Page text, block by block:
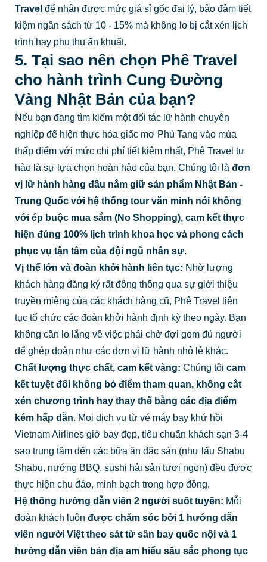
Travel để nhận được mức giá sỉ gốc đại lý, bảo đảm tiết
kiệm ngân sách từ 10 - 15% mà không lo bị cắt xén lịch
trình hay phụ thu ẩn khuất.
5. Tại sao nên chọn Phê Travel
cho hành trình Cung Đường
Vàng Nhật Bản của bạn?
Nếu bạn đang tìm kiếm một đối tác lữ hành chuyên
nghiệp để hiện thực hóa giấc mơ Phù Tang vào mùa
thấp điểm với mức chi phí tiết kiệm nhất, Phê Travel tự
hào là sự lựa chọn hoàn hảo của bạn. Chúng tôi là đơn
vị lữ hành hàng đầu nắm giữ sản phẩm Nhật Bản -
Trung Quốc với hệ thống tour văn minh nói không
với ép buộc mua sắm (No Shopping), cam kết thực
hiện đúng 100% lịch trình khoa học và phong cách
phục vụ tận tâm của đội ngũ nhân sự.
Vị thế lớn và đoàn khởi hành liên tục: Nhờ lượng
khách hàng đăng ký rất đông thông qua sự giới thiệu
truyền miệng của các khách hàng cũ, Phê Travel liên
tục tổ chức các đoàn khởi hành định kỳ theo ngày. Bạn
không cần lo lắng về việc phải chờ đợi gom đủ người
để ghép đoàn như các đơn vị lữ hành nhỏ lẻ khác.
Chất lượng thực chất, cam kết vàng: Chúng tôi cam
kết tuyệt đối không bỏ điểm tham quan, không cắt
xén chương trình hay thay thế bằng các địa điểm
kém hấp dẫn. Mọi dịch vụ từ vé máy bay khứ hồi
Vietnam Airlines giờ bay đẹp, tiêu chuẩn khách sạn 3-4
sao trung tâm đến các bữa ăn đặc sản (như lẩu Shabu
Shabu, nướng BBQ, sushi hải sản tươi ngon) đều được
thực hiện chu đáo, minh bạch trong hợp đồng.
Hệ thống hướng dẫn viên 2 người suốt tuyến: Mỗi
đoàn khách luôn được chăm sóc bởi 1 hướng dẫn
viên người Việt theo sát từ sân bay quốc nội và 1
hướng dẫn viên bản địa am hiểu sâu sắc phong tục